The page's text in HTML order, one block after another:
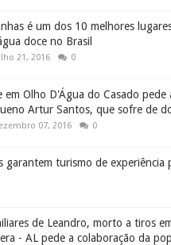
é um dos 10 melhores
doce no Brasil
21, 2016 0
em Olho D'Água do Casado pede
Artur Santos, que sofre de
07, 2016 0
garantem turismo de experiência
de Leandro, morto a tiros
- AL pede a colaboração da